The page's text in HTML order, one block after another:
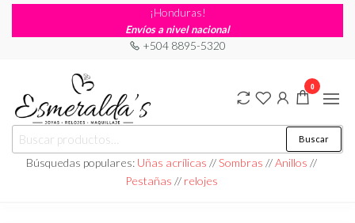
¡Honduras!
Envíos a nivel nacional
+504 8895-5320
Joyería
Esmeraldas
Joyería |
Maquillaje
|
Relojería
Buscar
Búsquedas populares: Uñas acrílicas //Sombras //Anillos //
Pestañas // relojes
0